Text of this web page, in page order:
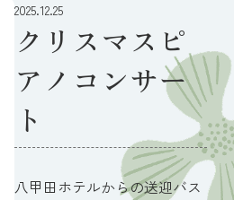
2025.12.25
クリスマスピ
アノコンサー
ト
八甲田ホテルからの送迎バス